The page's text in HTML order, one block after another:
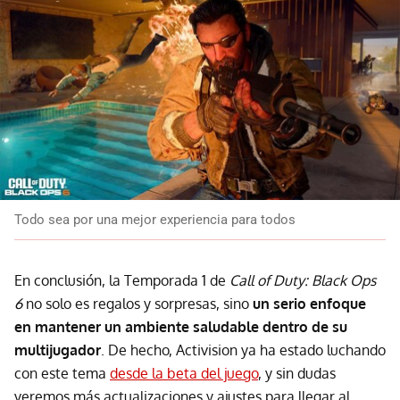
Todo sea por una mejor experiencia para todos
En conclusión, la Temporada 1 de Call of Duty: Black Ops
6no solo es regalos y sorpresas, sino un serio enfoque
en mantener un ambiente saludable dentro de su
multijugador. De hecho, Activision ya ha estado luchando
con este tema desde la beta del juego, y sin dudas